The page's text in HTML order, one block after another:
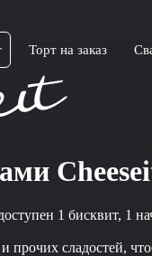
Торт на заказ
1 бисквит, 1
прочих сладостей,